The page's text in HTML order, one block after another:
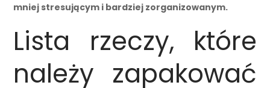
mniej stresującym i bardziej zorganizowanym.
Lista rzeczy, które
należy zapakować